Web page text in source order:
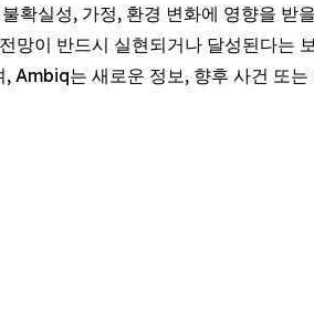
확실성, 가정, 환경 변화에 영향을 받
망이 반드시 실현되거나 달성된다는
Ambiq는 새로운 정보, 향후 사건 또는